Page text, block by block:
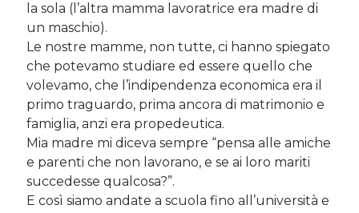
SarasuDel 2023 e di come la mia famiglia sta affrontando la
sclerosi multipla
michelasuDel 2023 e di come la mia famiglia sta affrontando la
sclerosi multipla
michela
Del 2023 e di come la mia famiglia sta affrontando la
sclerosi multipla
Guya su Del 2023 e di come la mia famiglia sta affrontando la
sclerosi multipla
Cerca nel blog
la sola (l’altra mamma lavoratrice era madre di
un maschio).
Le nostre mamme, non tutte, ci hanno spiegato
che potevamo studiare ed essere quello che
volevamo, che l’indipendenza economica era il
primo traguardo, prima ancora di matrimonio e
famiglia, anzi era propedeutica.
Mia madre mi diceva sempre “pensa alle amiche
e parenti che non lavorano, e se ai loro mariti
succedesse qualcosa?”.
E così siamo andate a scuola fino all’università e